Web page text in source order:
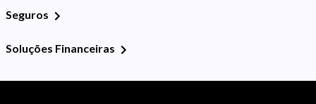
Seguros
Soluções Financeiras